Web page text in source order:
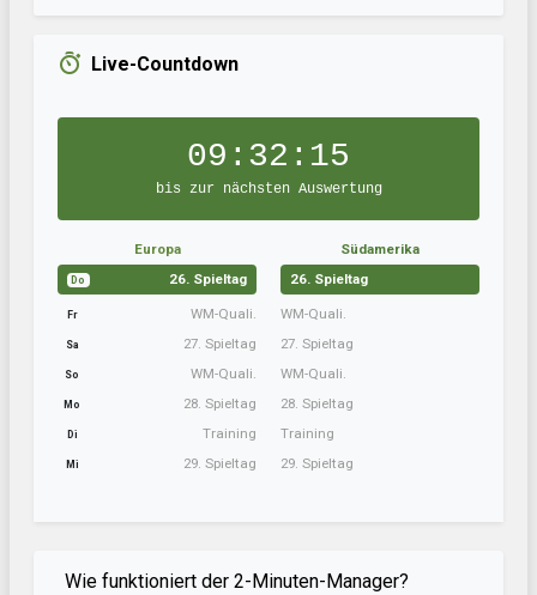
Live-Countdown
09:32:14
bis zur nächsten Auswertung
Europa
Do 26. Spieltag
Fr WM-Quali.
Sa 27. Spieltag
So WM-Quali.
Mo 28. Spieltag
Di Training
Mi 29. Spieltag
Südamerika
26. Spieltag
WM-Quali.
27. Spieltag
WM-Quali.
28. Spieltag
Training
29. Spieltag
Wie funktioniert der 2-Minuten-Manager?